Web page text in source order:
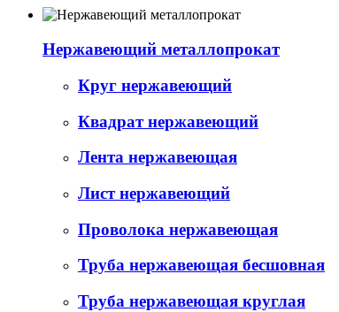
Нержавеющий металлопрокат
Круг нержавеющий
Квадрат нержавеющий
Лента нержавеющая
Лист нержавеющий
Проволока нержавеющая
Труба нержавеющая бесшовная
Труба нержавеющая круглая